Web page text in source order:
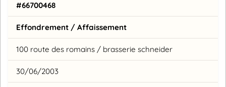
#66700468
Effondrement / Affaissement
100 route des romains / brasserie schneider
30/06/2003